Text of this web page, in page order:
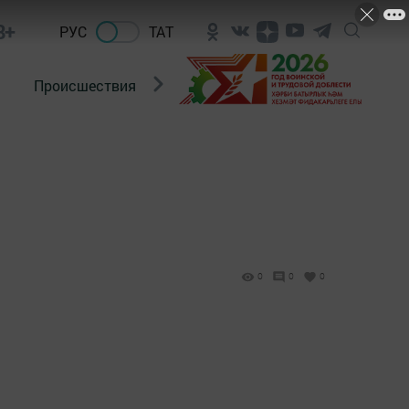
РУС ТАТ
Происшествия Новости Госавтоинспекции
0 0 0